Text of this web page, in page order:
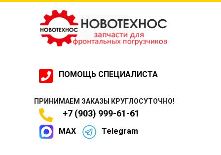
ПОМОЩЬ СПЕЦИАЛИСТА
ПРИНИМАЕМ ЗАКАЗЫ КРУГЛОСУТОЧНО!
+7 (903) 999-61-61
MAX Telegram